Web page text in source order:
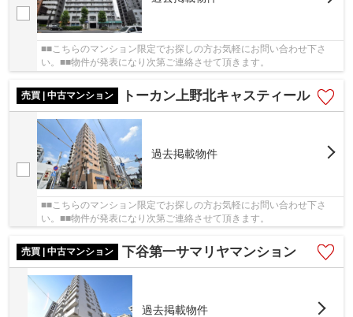
■■こちらのマンション限定でお探しの方お気軽にお問い合わせ下さ
い。■■物件が発表になり次第ご連絡させて頂きます。
売買 | 中古マンション トーカン上野北キャスティール
過去掲載物件
■■こちらのマンション限定でお探しの方お気軽にお問い合わせ下さ
い。■■物件が発表になり次第ご連絡させて頂きます。
売買 | 中古マンション 下谷第一サマリヤマンション
過去掲載物件